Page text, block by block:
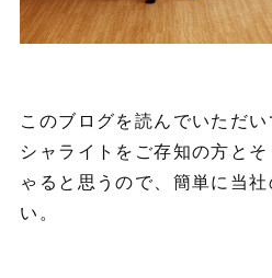
このブログを読んでいただ
シャライトをご存知の方と
ゃると思うので、簡単に当
い。